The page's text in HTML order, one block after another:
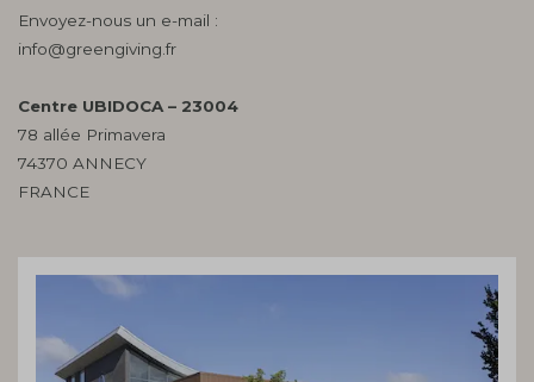
Envoyez-nous un e-mail :
info@greengiving.fr
Centre UBIDOCA – 23004
78 allée Primavera
74370 ANNECY
FRANCE